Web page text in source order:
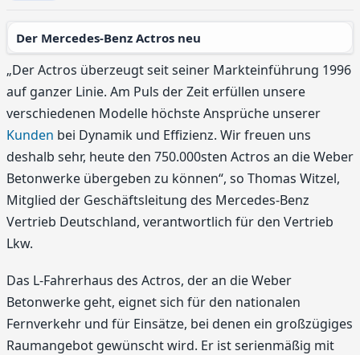
Der Mercedes-Benz Actros neu
„Der Actros überzeugt seit seiner Markteinführung 1996
auf ganzer Linie. Am Puls der Zeit erfüllen unsere
verschiedenen Modelle höchste Ansprüche unserer
Kunden bei Dynamik und Effizienz. Wir freuen uns
deshalb sehr, heute den 750.000sten Actros an die Weber
Betonwerke übergeben zu können“, so Thomas Witzel,
Mitglied der Geschäftsleitung des Mercedes-Benz
Vertrieb Deutschland, verantwortlich für den Vertrieb
Lkw.
Das L-Fahrerhaus des Actros, der an die Weber
Betonwerke geht, eignet sich für den nationalen
Fernverkehr und für Einsätze, bei denen ein großzügiges
Raumangebot gewünscht wird. Er ist serienmäßig mit